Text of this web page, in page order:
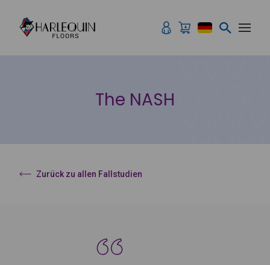
The NASH
Zurück zu allen Fallstudien